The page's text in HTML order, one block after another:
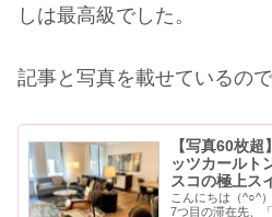
しは最高級でした。
記事と写真を載せているの
【写真60枚
ッツカールト
スコの極上ス
こんにちは（^○^
7つ目の滞在先、